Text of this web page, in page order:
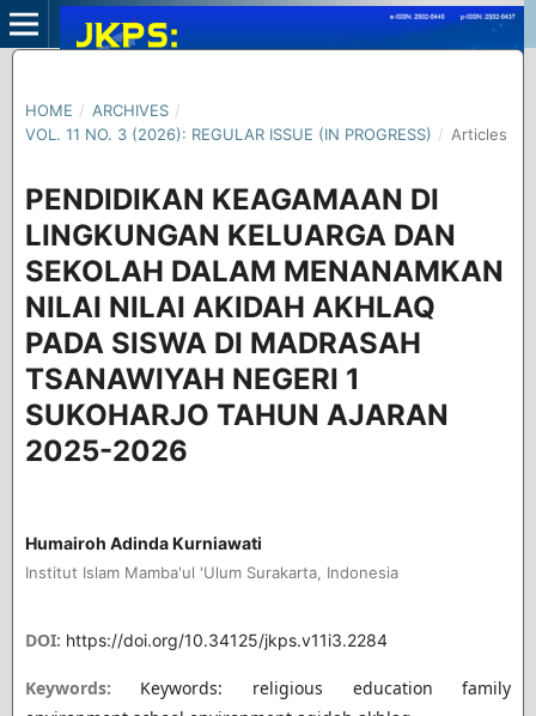
HOME / ARCHIVES /
VOL. 11 NO. 3 (2026): REGULAR ISSUE (IN PROGRESS) / Articles
PENDIDIKAN KEAGAMAAN DI
LINGKUNGAN KELUARGA DAN
SEKOLAH DALAM MENANAMKAN
NILAI NILAI AKIDAH AKHLAQ
PADA SISWA DI MADRASAH
TSANAWIYAH NEGERI 1
SUKOHARJO TAHUN AJARAN
2025-2026
Humairoh Adinda Kurniawati
Institut Islam Mamba'ul 'Ulum Surakarta, Indonesia
DOI: https://doi.org/10.34125/jkps.v11i3.2284
Keywords: Keywords: religious education family